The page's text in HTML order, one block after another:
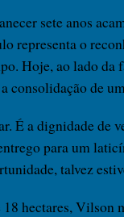
sete anos
representa o
Hoje, ao lado
consolidação de
É a dignidade de
para um
talvez
18 hectares, Vilson